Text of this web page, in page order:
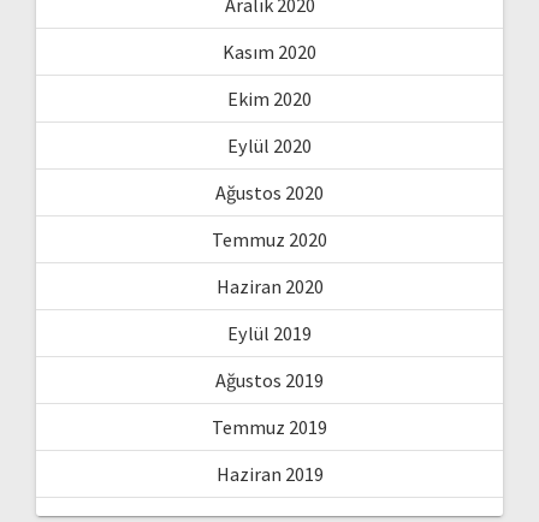
Kasım 2020
Ekim 2020
Eylül 2020
Ağustos 2020
Temmuz 2020
Haziran 2020
Eylül 2019
Ağustos 2019
Temmuz 2019
Haziran 2019